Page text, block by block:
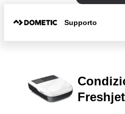
Supporto
Freshjet